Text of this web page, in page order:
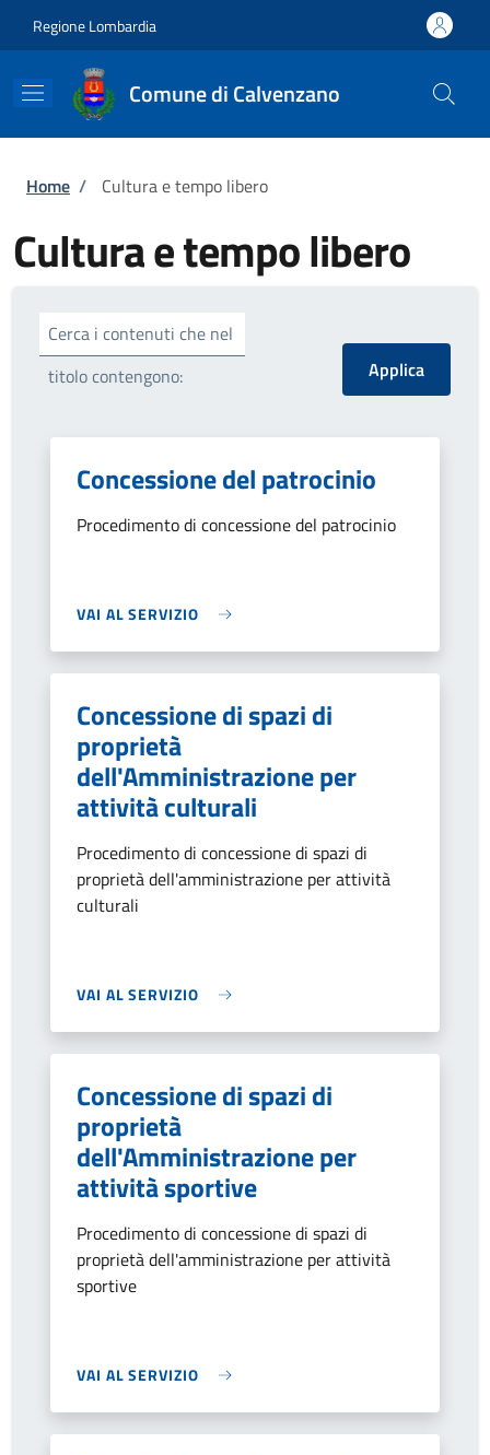
Regione Lombardia
Comune di Calvenzano
Briciole di pane
Home / Cultura e tempo libero
Cultura e tempo libero
Cerca i contenuti che nel
titolo contengono:
Concessione del patrocinio
Procedimento di concessione del patrocinio
VAI AL SERVIZIO
Concessione di spazi di
proprietà
dell'Amministrazione per
attività culturali
Procedimento di concessione di spazi di
proprietà dell'amministrazione per attività
culturali
VAI AL SERVIZIO
Concessione di spazi di
proprietà
dell'Amministrazione per
attività sportive
Procedimento di concessione di spazi di
proprietà dell'amministrazione per attività
sportive
VAI AL SERVIZIO